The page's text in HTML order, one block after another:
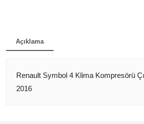
Açıklama
Renault Symbol 4 Klima Kompresörü
2016